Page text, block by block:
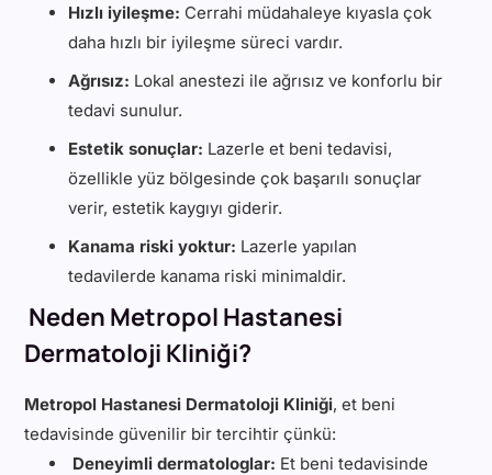
Hızlı iyileşme: Cerrahi müdahaleye kıyasla çok
daha hızlı bir iyileşme süreci vardır.
Ağrısız: Lokal anestezi ile ağrısız ve konforlu bir
tedavi sunulur.
Estetik sonuçlar: Lazerle et beni tedavisi,
özellikle yüz bölgesinde çok başarılı sonuçlar
verir, estetik kaygıyı giderir.
Kanama riski yoktur: Lazerle yapılan
tedavilerde kanama riski minimaldir.
Neden Metropol Hastanesi
Dermatoloji Kliniği?
Metropol Hastanesi Dermatoloji Kliniği, et beni
tedavisinde güvenilir bir tercihtir çünkü:
Deneyimli dermatologlar: Et beni tedavisinde